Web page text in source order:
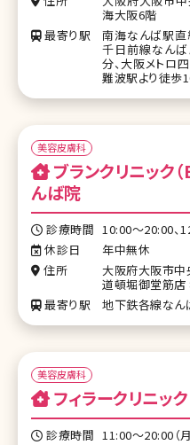
海大阪6階
最寄り駅
南海なんば駅直
千日前線なん
分、大阪メトロ
難波駅より徒歩
美容皮膚科
んば院
診療時間 10:00〜20:00、
休診日
年中無休
住所
大阪府大阪市中
道頓堀御堂筋店
最寄り駅
地下鉄各線なん
美容皮膚科
フィラークリニッ
診療時間 11:00～20:00（